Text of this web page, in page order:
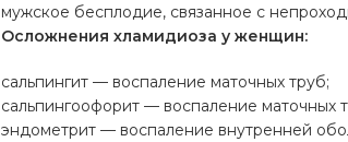
мужское бесплодие, связанное с
Осложнения хламидиоза у женщин:
сальпингит — воспаление маточных труб;
сальпингоофорит — воспаление маточных
эндометрит — воспаление внутренней